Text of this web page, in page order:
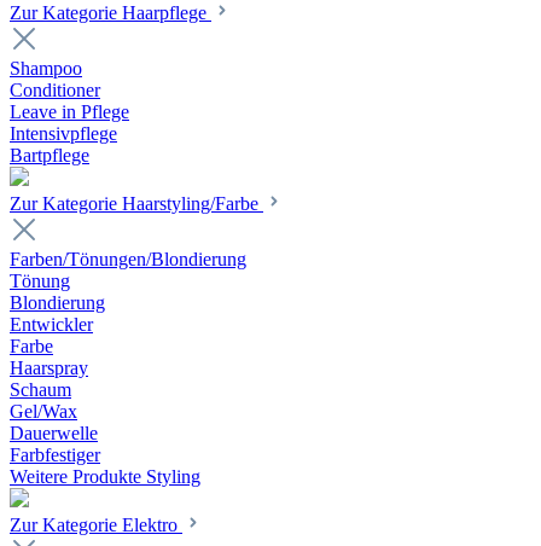
Zur Kategorie Haarpflege
Shampoo
Conditioner
Leave in Pflege
Intensivpflege
Bartpflege
Zur Kategorie Haarstyling/Farbe
Farben/Tönungen/Blondierung
Tönung
Blondierung
Entwickler
Farbe
Haarspray
Schaum
Gel/Wax
Dauerwelle
Farbfestiger
Weitere Produkte Styling
Zur Kategorie Elektro